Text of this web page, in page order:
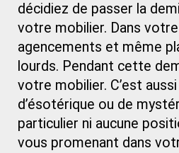
décidiez de passer la
votre mobilier. Dans
agencements et même
lourds. Pendant cette
votre mobilier. C’est
d’ésotérique ou de
particulier ni aucune
vous promenant dans